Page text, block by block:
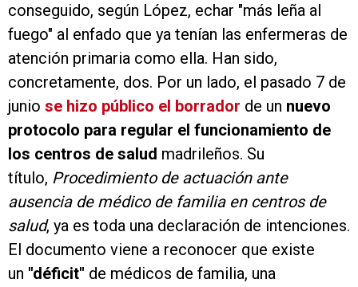
conseguido, según López, echar "más leña al
fuego" al enfado que ya tenían las enfermeras de
atención primaria como ella. Han sido,
concretamente, dos. Por un lado, el pasado 7 de
junio se hizo público el borrador de un nuevo
protocolo para regular el funcionamiento de
los centros de salud madrileños. Su
título, Procedimiento de actuación ante
ausencia de médico de familia en centros de
salud, ya es toda una declaración de intenciones.
El documento viene a reconocer que existe
un "déficit" de médicos de familia, una